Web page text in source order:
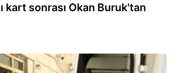
kart sonrası Okan Buruk'tan